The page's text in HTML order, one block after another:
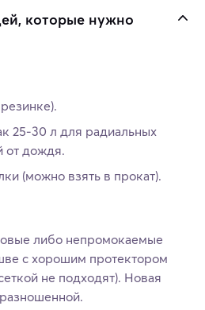
которые нужно
25-30 л для радиальных
от дождя.
(можно взять в прокат).
либо непромокаемые
с хорошим протектором
не подходят). Новая